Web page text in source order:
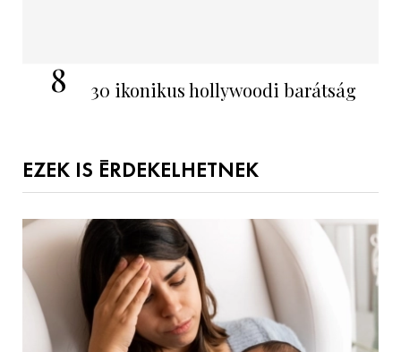
8 30 ikonikus hollywoodi barátság
EZEK IS ÉRDEKELHETNEK